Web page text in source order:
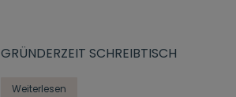
GRÜNDERZEIT SCHREIBTISCH
Weiterlesen